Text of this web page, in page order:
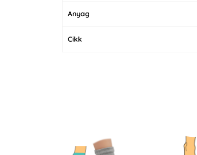
Anyag
Cikk